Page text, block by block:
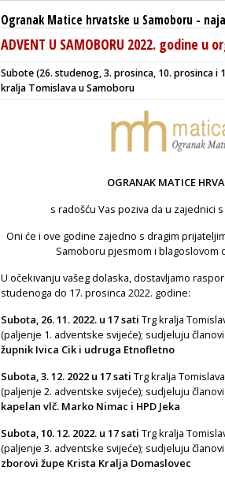
Ogranak Matice hrvatske u Samoboru -
ADVENT U SAMOBORU 2022. godine u
Subote (26. studenog, 3. prosinca, 10. prosinca
kralja Tomislava u Samoboru
OGRANAK MATICE
s radošću Vas poziva da u zajednici
Oni će i ove godine zajedno s dragim
Samoboru pjesmom i
U očekivanju vašeg dolaska, dostavljamo
studenoga do 17. prosinca 2022. godine:
Subota, 26. 11. 2022. u 17 sati Trg kralja
(paljenje 1. adventske svijeće); sudjeluju
župnik Ivica Cik i udruga Etnofletno
Subota, 3. 12. 2022 u 17 sati Trg kralja
(paljenje 2. adventske svijeće); sudjeluju
kapelan vlč. Marko Nimac i HPD Jeka
Subota, 10. 12. 2022. u 17 sati Trg kralja
(paljenje 3. adventske svijeće); sudjeluju
zborovi župe Krista Kralja Domaslovec